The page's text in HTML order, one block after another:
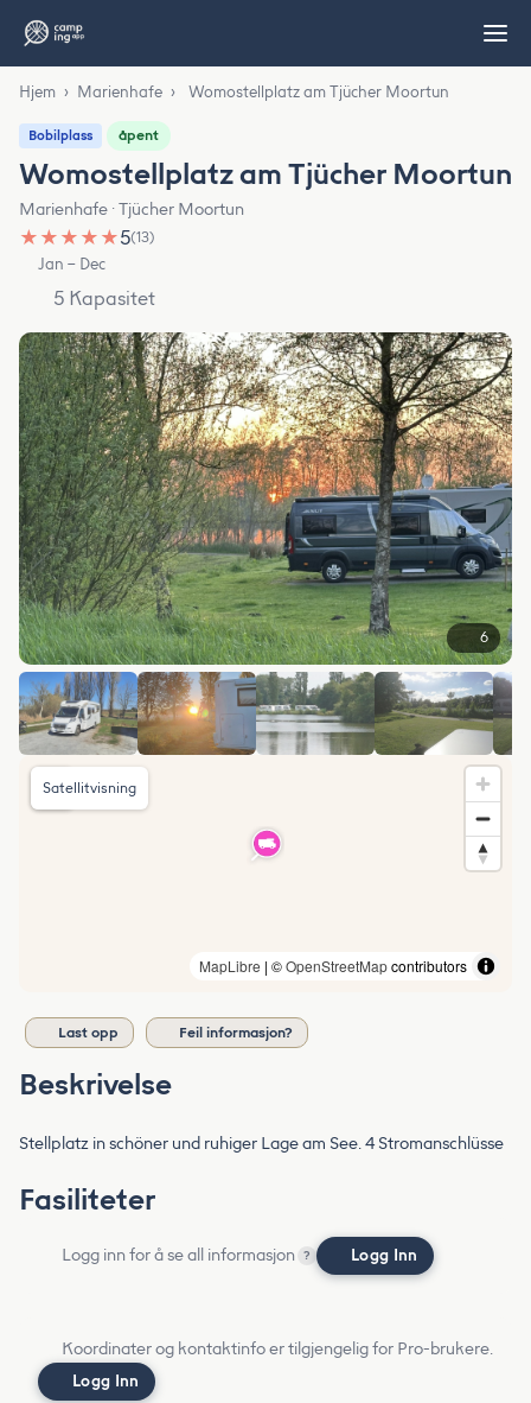
Hjem › Marienhafe › Womostellplatz am Tjücher Moortun
Bobilplass åpent
Womostellplatz am Tjücher Moortun
Marienhafe · Tjücher Moortun
★ ★ ★ ★ ★5(13)
Jan – Dec
5 Kapasitet
6
MapLibre | ©OpenStreetMapcontributors
Satellitvisning
Last opp Feil informasjon?
Beskrivelse
Stellplatz in schöner und ruhiger Lage am See. 4 Stromanschlüsse
Fasiliteter
Logg inn for å se all informasjon ? Logg Inn
Koordinater og kontaktinfo er tilgjengelig for Pro-brukere.
Logg Inn